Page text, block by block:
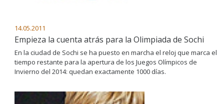
14.05.2011
Empieza la cuenta atrás para la Olimpiada de Sochi
En la ciudad de Sochi se ha puesto en marcha el reloj que marca el
tiempo restante para la apertura de los Juegos Olímpicos de
Invierno del 2014: quedan exactamente 1000 días.